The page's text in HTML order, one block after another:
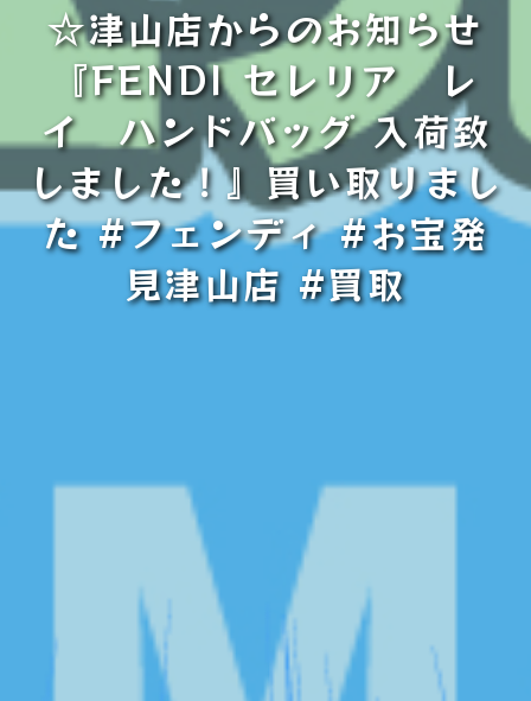
☆津山店からのお知らせ
『FENDI セレリア レ
イ ハンドバッグ 入荷致
しました！』買い取りまし
た #フェンディ #お宝発
見津山店 #買取